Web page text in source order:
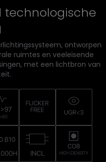
technologische
ontworpen
ruimtes en veeleisende
met een lichtbron van